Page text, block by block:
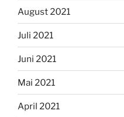
August 2021
Juli 2021
Juni 2021
Mai 2021
April 2021